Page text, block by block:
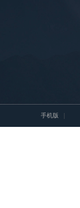
手机版